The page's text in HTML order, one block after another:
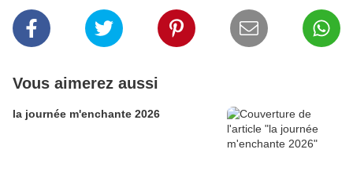
Vous aimerez aussi
la journée m'enchante 2026